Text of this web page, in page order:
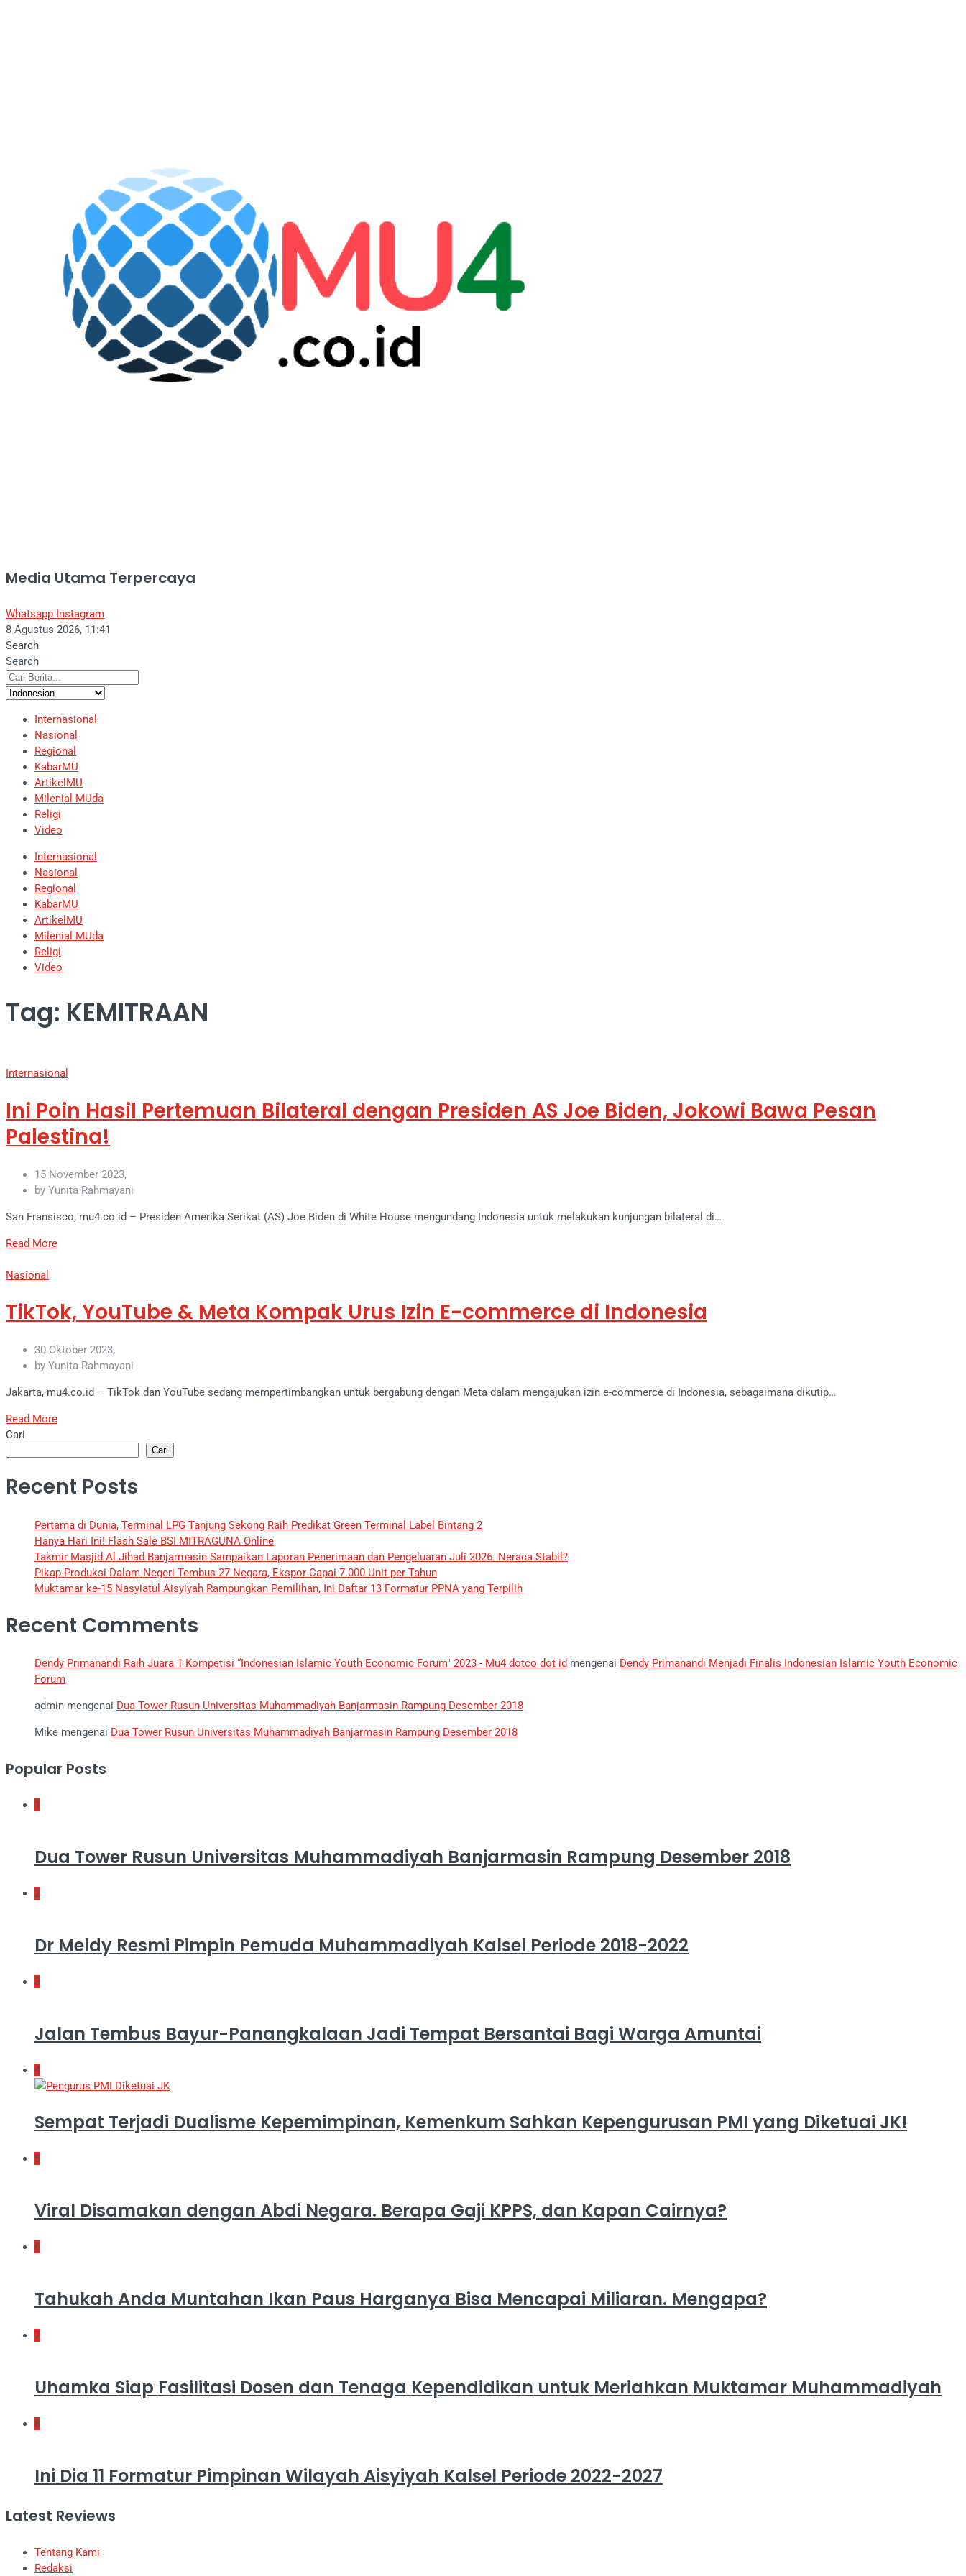
Media Utama Terpercaya
Whatsapp Instagram
8 Agustus 2026, 11:41
Search
Search
Internasional
Nasional
Regional
KabarMU
ArtikelMU
Milenial MUda
Religi
Video
Internasional
Nasional
Regional
KabarMU
ArtikelMU
Milenial MUda
Religi
Video
Tag: KEMITRAAN
Internasional
Ini Poin Hasil Pertemuan Bilateral dengan Presiden AS Joe Biden, Jokowi Bawa Pesan
Palestina!
15 November 2023,
by Yunita Rahmayani
San Fransisco, mu4.co.id – Presiden Amerika Serikat (AS) Joe Biden di White House mengundang Indonesia untuk melakukan kunjungan bilateral di…
Read More
Nasional
TikTok, YouTube & Meta Kompak Urus Izin E-commerce di Indonesia
30 Oktober 2023,
by Yunita Rahmayani
Jakarta, mu4.co.id – TikTok dan YouTube sedang mempertimbangkan untuk bergabung dengan Meta dalam mengajukan izin e-commerce di Indonesia, sebagaimana dikutip…
Read More
Cari
Cari
Recent Posts
Pertama di Dunia, Terminal LPG Tanjung Sekong Raih Predikat Green Terminal Label Bintang 2
Hanya Hari Ini! Flash Sale BSI MITRAGUNA Online
Takmir Masjid Al Jihad Banjarmasin Sampaikan Laporan Penerimaan dan Pengeluaran Juli 2026. Neraca Stabil?
Pikap Produksi Dalam Negeri Tembus 27 Negara, Ekspor Capai 7.000 Unit per Tahun
Muktamar ke-15 Nasyiatul Aisyiyah Rampungkan Pemilihan, Ini Daftar 13 Formatur PPNA yang Terpilih
Recent Comments
Dendy Primanandi Raih Juara 1 Kompetisi “Indonesian Islamic Youth Economic Forum" 2023 - Mu4 dotco dot id mengenai Dendy Primanandi Menjadi Finalis Indonesian Islamic Youth Economic
Forum
admin mengenai Dua Tower Rusun Universitas Muhammadiyah Banjarmasin Rampung Desember 2018
Mike mengenai Dua Tower Rusun Universitas Muhammadiyah Banjarmasin Rampung Desember 2018
Popular Posts
1
Dua Tower Rusun Universitas Muhammadiyah Banjarmasin Rampung Desember 2018
2
Dr Meldy Resmi Pimpin Pemuda Muhammadiyah Kalsel Periode 2018-2022
3
Jalan Tembus Bayur-Panangkalaan Jadi Tempat Bersantai Bagi Warga Amuntai
4
Sempat Terjadi Dualisme Kepemimpinan, Kemenkum Sahkan Kepengurusan PMI yang Diketuai JK!
5
Viral Disamakan dengan Abdi Negara. Berapa Gaji KPPS, dan Kapan Cairnya?
6
Tahukah Anda Muntahan Ikan Paus Harganya Bisa Mencapai Miliaran. Mengapa?
7
Uhamka Siap Fasilitasi Dosen dan Tenaga Kependidikan untuk Meriahkan Muktamar Muhammadiyah
8
Ini Dia 11 Formatur Pimpinan Wilayah Aisyiyah Kalsel Periode 2022-2027
Latest Reviews
Tentang Kami
Redaksi